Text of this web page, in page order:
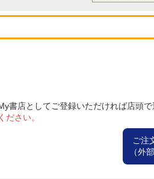
店としてご登録いただければ店頭で
さい。
ご注
（外